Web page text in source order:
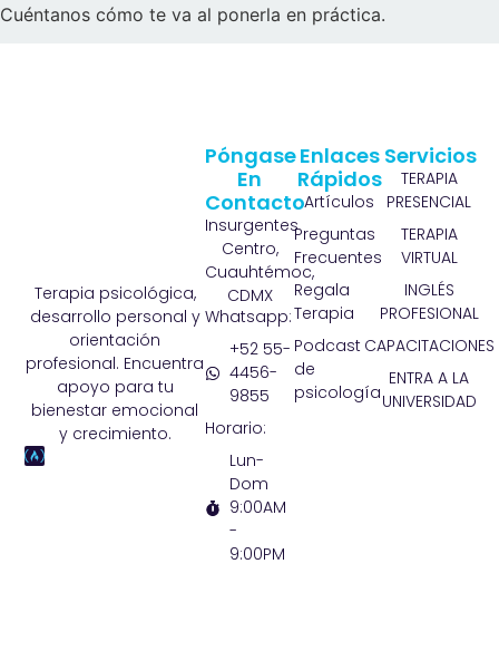
Cuéntanos cómo te va al ponerla en práctica.
Terapia psicológica,
desarrollo personal y
orientación
profesional. Encuentra
apoyo para tu
bienestar emocional
y crecimiento.
Servicios
TERAPIA
PRESENCIAL
TERAPIA
VIRTUAL
INGLÉS
PROFESIONAL
CAPACITACIONES
ENTRA A LA
UNIVERSIDAD
Enlaces
Rápidos
Artículos
Preguntas
Frecuentes
Regala
Terapia
Podcast
de
psicología
Póngase
En
Contacto
Insurgentes
Centro,
Cuauhtémoc,
CDMX
Whatsapp:
+52 55-
4456-
9855
Horario:
Lun-
Dom
9:00AM
-
9:00PM